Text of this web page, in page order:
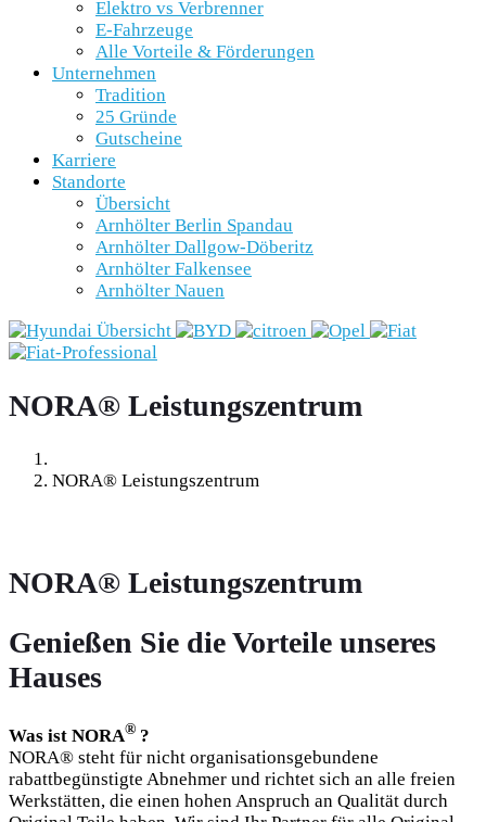
Elektro vs Verbrenner
E-Fahrzeuge
Alle Vorteile & Förderungen
Unternehmen
Tradition
25 Gründe
Gutscheine
Karriere
Standorte
Übersicht
Arnhölter Berlin Spandau
Arnhölter Dallgow-Döberitz
Arnhölter Falkensee
Arnhölter Nauen
NORA® Leistungszentrum
NORA® Leistungszentrum
NORA® Leistungszentrum
Genießen Sie die Vorteile unseres
Hauses
Was ist NORA® ?
NORA® steht für nicht organisationsgebundene
rabattbegünstigte Abnehmer und richtet sich an alle freien
Werkstätten, die einen hohen Anspruch an Qualität durch